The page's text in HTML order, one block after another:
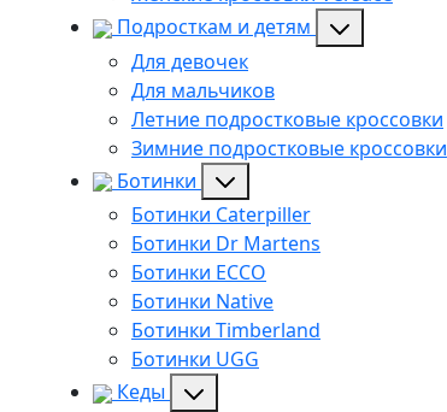
Подросткам и детям
Для девочек
Для мальчиков
Летние подростковые кроссовки
Зимние подростковые кроссовки
Ботинки
Ботинки Caterpiller
Ботинки Dr Martens
Ботинки ECCO
Ботинки Native
Ботинки Timberland
Ботинки UGG
Кеды